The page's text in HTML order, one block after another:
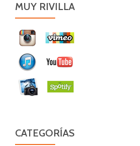
MUY RIVILLA
CATEGORÍAS